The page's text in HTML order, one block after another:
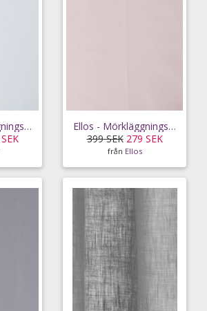
Ellos - Mörkläggningstyg Filippa i 3-metersklipp - Vit
Ellos - Mörkläggningstyg Filippa i 3-metersklipp - Rosa
399 SEK 279 SEK
från Ellos